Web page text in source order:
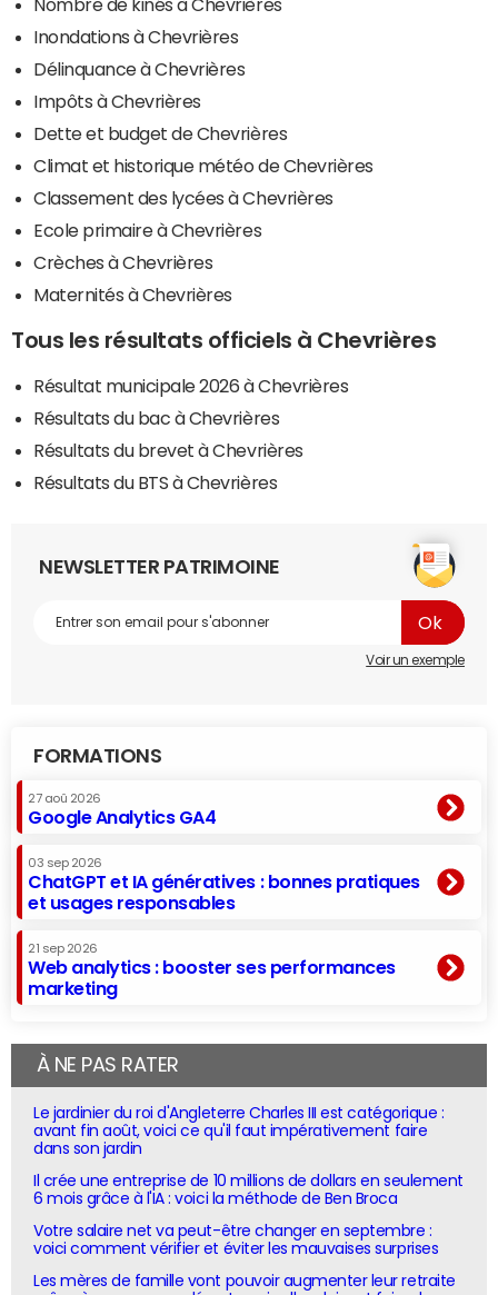
Nombre de kinés à Chevrières
Inondations à Chevrières
Délinquance à Chevrières
Impôts à Chevrières
Dette et budget de Chevrières
Climat et historique météo de Chevrières
Classement des lycées à Chevrières
Ecole primaire à Chevrières
Crèches à Chevrières
Maternités à Chevrières
Tous les résultats officiels à Chevrières
Résultat municipale 2026 à Chevrières
Résultats du bac à Chevrières
Résultats du brevet à Chevrières
Résultats du BTS à Chevrières
NEWSLETTER PATRIMOINE
Voir un exemple
FORMATIONS
27 aoû 2026
Google Analytics GA4
03 sep 2026
ChatGPT et IA génératives : bonnes pratiques
et usages responsables
21 sep 2026
Web analytics : booster ses performances
marketing
À NE PAS RATER
Le jardinier du roi d'Angleterre Charles III est catégorique :
avant fin août, voici ce qu'il faut impérativement faire
dans son jardin
Il crée une entreprise de 10 millions de dollars en seulement
6 mois grâce à l'IA : voici la méthode de Ben Broca
Votre salaire net va peut-être changer en septembre :
voici comment vérifier et éviter les mauvaises surprises
Les mères de famille vont pouvoir augmenter leur retraite